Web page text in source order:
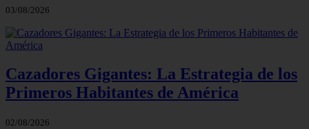
03/08/2026
Cazadores Gigantes: La Estrategia de los
Primeros Habitantes de América
02/08/2026